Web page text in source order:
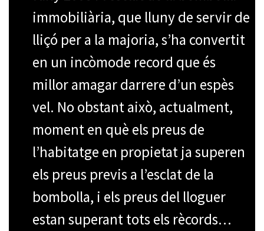
immobiliària, que lluny de servir de
lliçó per a la majoria, s’ha convertit
en un incòmode record que és
millor amagar darrere d’un espès
vel. No obstant això, actualment,
moment en què els preus de
l’habitatge en propietat ja superen
els preus previs a l’esclat de la
bombolla, i els preus del lloguer
estan superant tots els rècords…